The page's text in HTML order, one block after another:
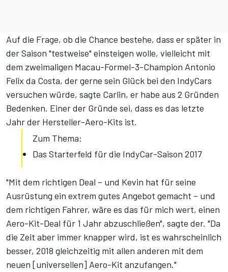
Auf die Frage, ob die Chance bestehe, dass er später in
der Saison "testweise" einsteigen wolle, vielleicht mit
dem zweimaligen Macau-Formel-3-Champion Antonio
Felix da Costa, der gerne sein Glück bei den IndyCars
versuchen würde, sagte Carlin, er habe aus 2 Gründen
Bedenken. Einer der Gründe sei, dass es das letzte
Jahr der Hersteller-Aero-Kits ist.
Zum Thema:
Das Starterfeld für die IndyCar-Saison 2017
"Mit dem richtigen Deal – und Kevin hat für seine
Ausrüstung ein extrem gutes Angebot gemacht – und
dem richtigen Fahrer, wäre es das für mich wert, einen
Aero-Kit-Deal für 1 Jahr abzuschließen", sagte der. "Da
die Zeit aber immer knapper wird, ist es wahrscheinlich
besser, 2018 gleichzeitig mit allen anderen mit dem
neuen [universellen] Aero-Kit anzufangen."